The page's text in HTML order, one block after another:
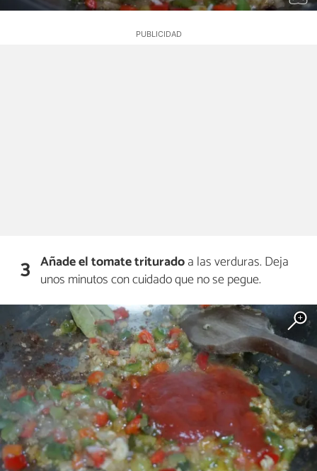
3 Añade el tomate trituradoa las verduras. Deja
unos minutos con cuidado que no se pegue.